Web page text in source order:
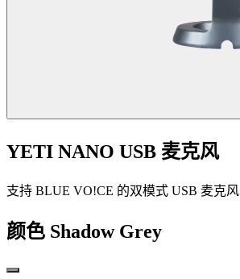
YETI NANO USB 麦克风
支持 BLUE VO!CE 的双模式 USB 麦克风
颜色 Shadow Grey